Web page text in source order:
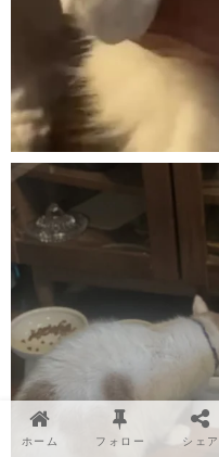
ホーム フォロー シェア